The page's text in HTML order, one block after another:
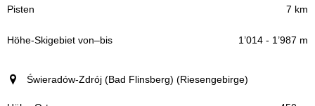
7 km
1’014 - 1’987 m
Świeradów-Zdrój (Bad Flinsberg) (Riesengebirge)